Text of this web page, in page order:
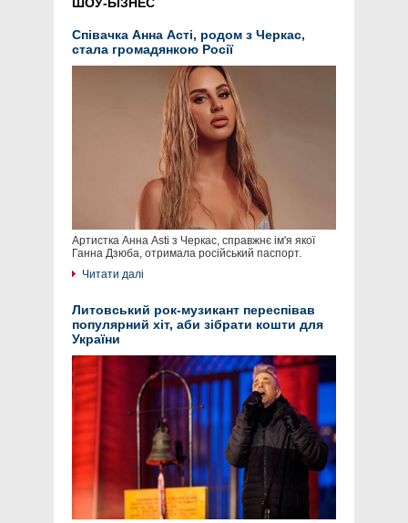
ШОУ-БІЗНЕС
Співачка Анна Асті, родом з Черкас,
стала громадянкою Росії
Артистка Анна Asti з Черкас, справжнє ім'я якої
Ганна Дзюба, отримала російський паспорт.
Читати далі
Литовський рок-музикант переспівав
популярний хіт, аби зібрати кошти для
України